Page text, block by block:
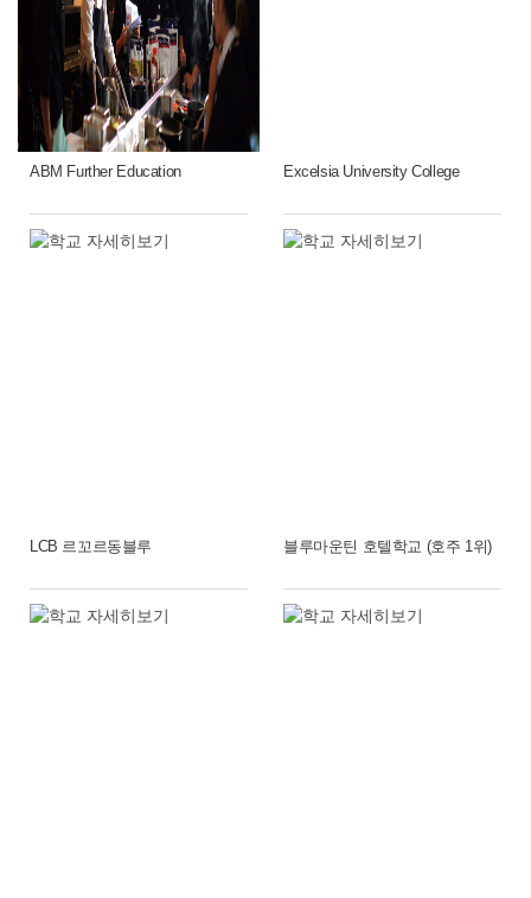
ABM Further Education Excelsia University College
LCB 르꼬르동블루 블루마운틴 호텔학교 (호주 1위)